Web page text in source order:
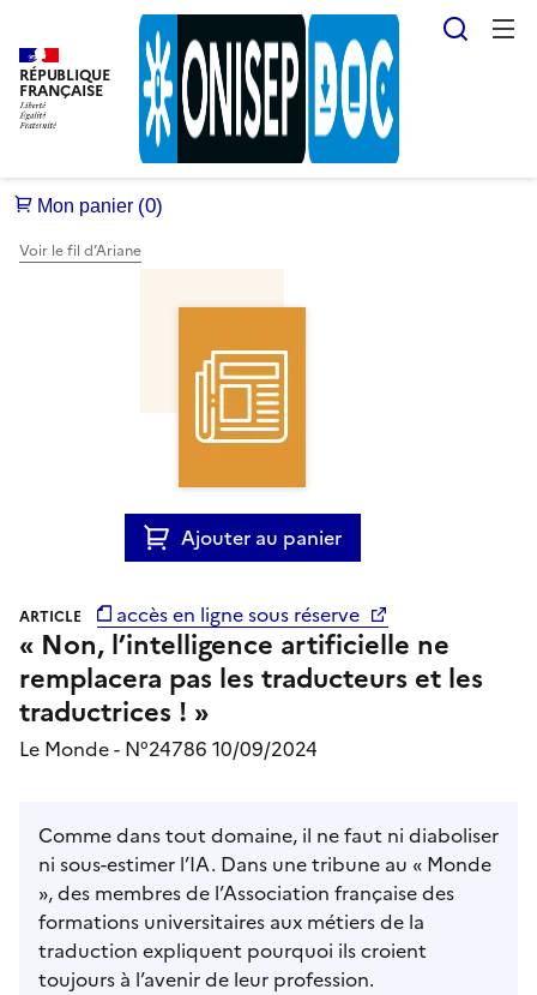
RÉPUBLIQUE
FRANÇAISE
Voir le fil d’Ariane
Ajouter au panier
accès en ligne sous réserve
ARTICLE
« Non, l’intelligence artificielle ne
remplacera pas les traducteurs et les
traductrices ! »
Le Monde - N°24786 10/09/2024
Comme dans tout domaine, il ne faut ni diaboliser
ni sous-estimer l’IA. Dans une tribune au « Monde
», des membres de l’Association française des
formations universitaires aux métiers de la
traduction expliquent pourquoi ils croient
toujours à l’avenir de leur profession.